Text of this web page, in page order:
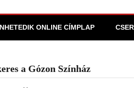
ONLINE CÍMPLAP
a Gózon Színház